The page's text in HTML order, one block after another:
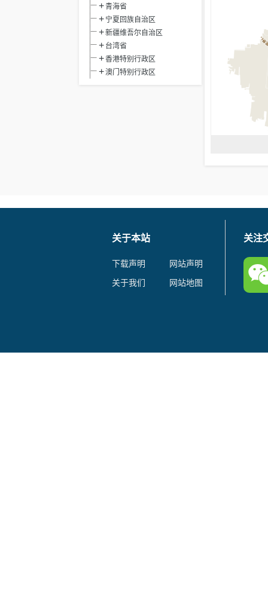
青海省
宁夏回族自治区
新疆维吾尔自治区
台湾省
香港特别行政区
澳门特别行政区
关于本站
下载声明
网站声明
关于我们
网站地图
关注